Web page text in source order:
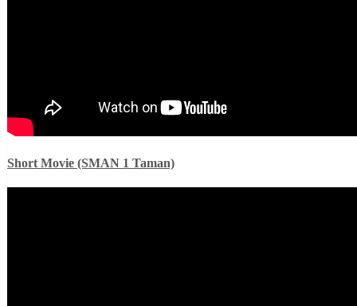
Short Movie (SMAN 1 Taman)